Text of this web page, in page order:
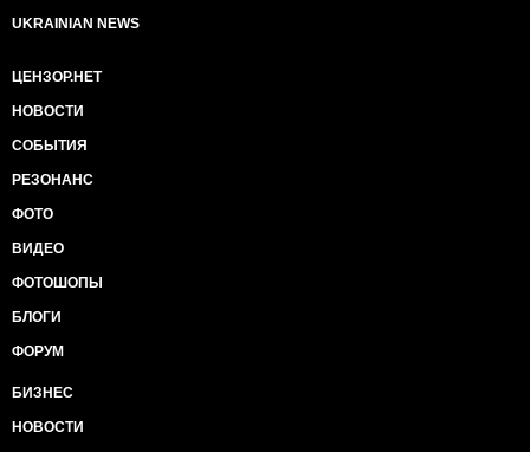
UKRAINIAN NEWS
ЦЕНЗОР.НЕТ
НОВОСТИ
СОБЫТИЯ
РЕЗОНАНС
ФОТО
ВИДЕО
ФОТОШОПЫ
БЛОГИ
ФОРУМ
БИЗНЕС
НОВОСТИ